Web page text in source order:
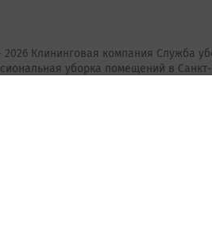
2026 Клининговая компания Служба
уборка помещений в